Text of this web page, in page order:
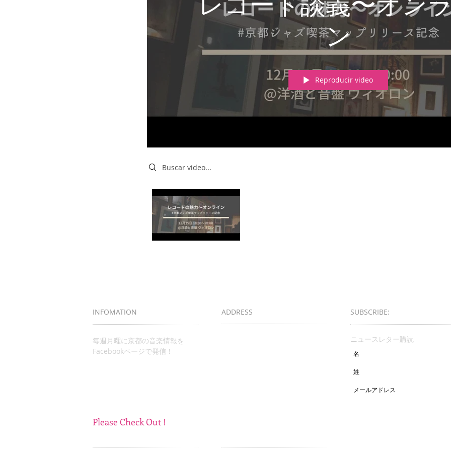
ン
Reproducir video
Search videos
SUBSCRIBE:​​
INFOMATION
毎週月曜に京都の音楽情報を
​Facebookページで発信！
Please Check Out !
ADDRESS
ニュースレター購読